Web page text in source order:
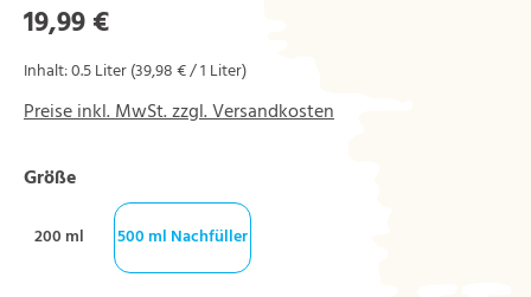
Regulärer Preis:
19,99 €
Inhalt:0.5 Liter(39,98 € / 1 Liter)
Preise inkl. MwSt. zzgl. Versandkosten
Größe
200 ml 500 ml Nachfüller